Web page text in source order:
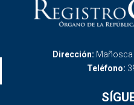
Dirección: Mañosca
Teléfono: